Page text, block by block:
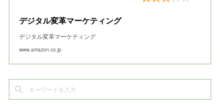
デジタル変革マーケティング
デジタル変革マーケティング
www.amazon.co.jp